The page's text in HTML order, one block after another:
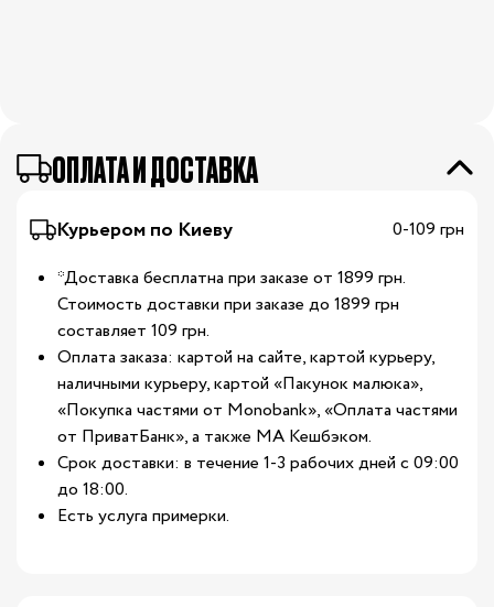
ОПЛАТА И ДОСТАВКА
Курьером по Киеву
0-109 грн
*Доставка бесплатна при заказе от 1899 грн.
Стоимость доставки при заказе до 1899 грн
составляет 109 грн.
Оплата заказа: картой на сайте, картой курьеру,
наличными курьеру, картой «Пакунок малюка»,
«Покупка частями от Monobank», «Оплата частями
от ПриватБанк», а также МА Кешбэком.
Срок доставки: в течение 1-3 рабочих дней с 09:00
до 18:00.
Есть услуга примерки.